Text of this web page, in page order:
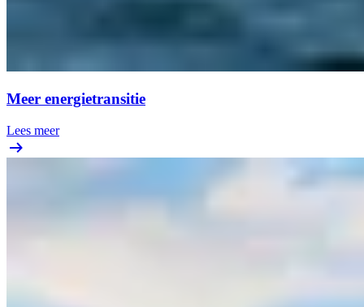
Meer energietransitie
Lees meer